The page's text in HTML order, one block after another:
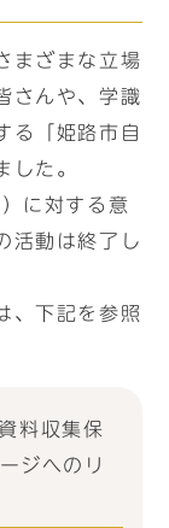
まざまな立場
さんや、学識
る「姫路市自
した。
に対する意
活動は終了し
、下記を参照
料収集保
ジへのリ